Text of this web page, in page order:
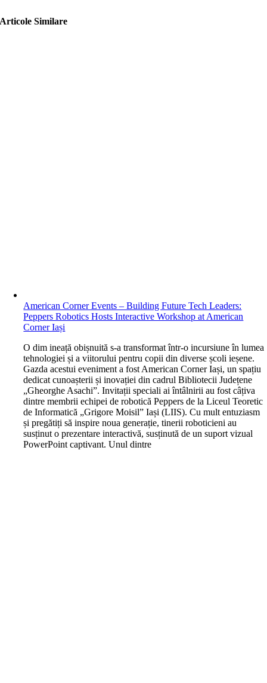
Articole Similare
American Corner Events – Building Future Tech Leaders:
Peppers Robotics Hosts Interactive Workshop at American
Corner Iași
O dim ineață obișnuită s-a transformat într-o incursiune în lumea
tehnologiei și a viitorului pentru copii din diverse școli ieșene.
Gazda acestui eveniment a fost American Corner Iași, un spațiu
dedicat cunoașterii și inovației din cadrul Bibliotecii Județene
„Gheorghe Asachi”. Invitații speciali ai întâlnirii au fost câțiva
dintre membrii echipei de robotică Peppers de la Liceul Teoretic
de Informatică „Grigore Moisil” Iași (LIIS). Cu mult entuziasm
și pregătiți să inspire noua generație, tinerii roboticieni au
susținut o prezentare interactivă, susținută de un suport vizual
PowerPoint captivant. Unul dintre